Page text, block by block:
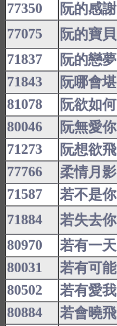
77350 阮的感謝
77075 阮的寶貝
71837 阮的戀夢
71843 阮哪會堪
81078 阮欲如何
80046 阮無愛你
71273 阮想欲飛
77766 柔情月影
71587 若不是你
71884 若失去你
80970 若有一天
80031 若有可能
80502 若有愛我
80884 若會曉飛